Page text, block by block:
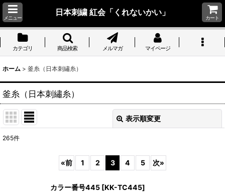
メニュー
日本刺繍 紅会「くれないかい」
カート
カテゴリ 商品検索 メルマガ マイページ
ホーム > 釜糸（日本刺繡糸）
釜糸（日本刺繡糸）
表示順変更
265件
«前 1 2 3 4 5 次»
カラー番号445 [KK-TC445]